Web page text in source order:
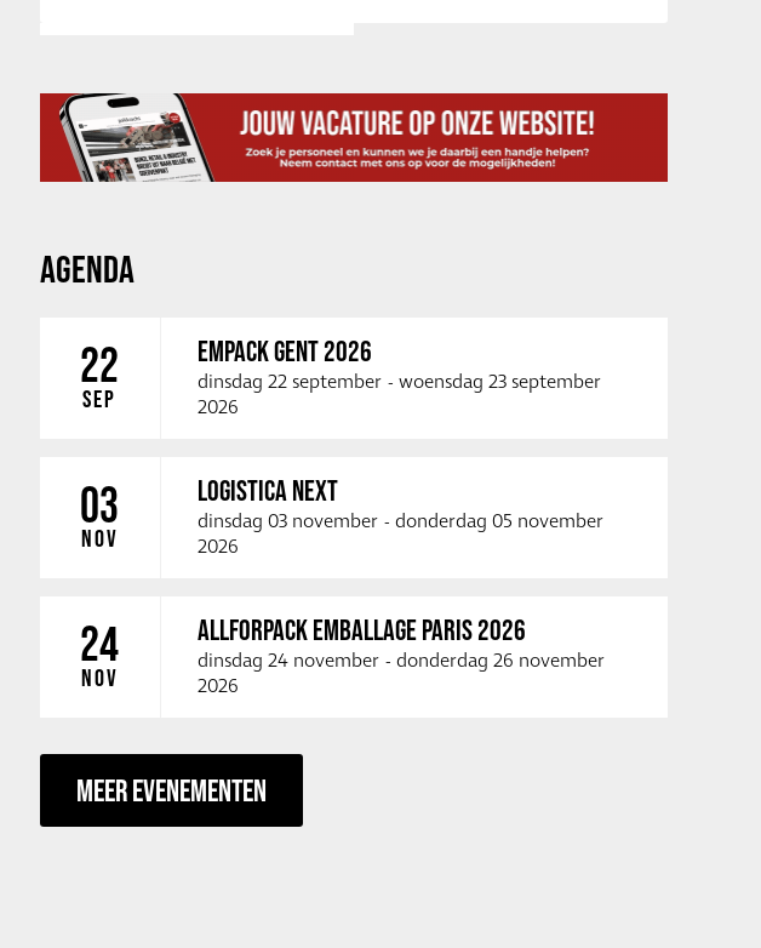
AGENDA
22
SEP
EMPACK GENT 2026
dinsdag 22 september - woensdag 23 september
2026
03
NOV
LOGISTICA NEXT
dinsdag 03 november - donderdag 05 november
2026
24
NOV
ALLFORPACK EMBALLAGE PARIS 2026
dinsdag 24 november - donderdag 26 november
2026
MEER EVENEMENTEN